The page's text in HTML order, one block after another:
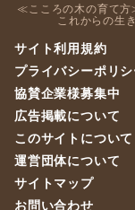
≪こころの木の育て方
これからの生
サイト利用規約
プライバシーポリ
協賛企業様募集中
広告掲載について
このサイトについて
運営団体について
サイトマップ
お問い合わせ